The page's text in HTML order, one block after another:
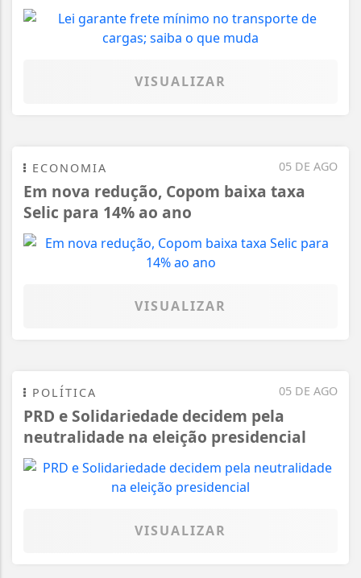
VISUALIZAR
05 DE AGO
ECONOMIA
Em nova redução, Copom baixa taxa
Selic para 14% ao ano
VISUALIZAR
05 DE AGO
POLÍTICA
PRD e Solidariedade decidem pela
neutralidade na eleição presidencial
VISUALIZAR